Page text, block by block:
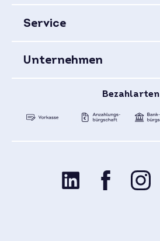
Service
Unternehmen
Bezahlarten